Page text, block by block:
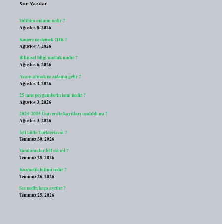
Son Yazılar
Talihim anlamı nedir ?
Ağustos 8, 2026
Kanere ne demek TDK ?
Ağustos 7, 2026
Bilimsel bilgi mutlak mıdır ?
Ağustos 6, 2026
Avans almak ne anlama gelir ?
Ağustos 4, 2026
25 tane peygamberin ismi nedir ?
Ağustos 3, 2026
2024-2025 Üniversite kayıtları uzatıldı mı ?
Ağustos 3, 2026
İçli köfte Türklerin mi ?
Temmuz 30, 2026
Tamlamalar hâl eki mi ?
Temmuz 28, 2026
Kozmetik bilimi nedir ?
Temmuz 26, 2026
Ses nedir, kaça ayrılır ?
Temmuz 25, 2026